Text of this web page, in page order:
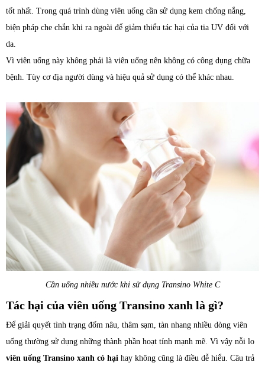
tốt nhất. Trong quá trình dùng viên uống cần sử dụng kem chống nắng,
biện pháp che chắn khi ra ngoài để giảm thiểu tác hại của tia UV đối với
da.
Vì viên uống này không phải là viên uống nên không có công dụng chữa
bệnh. Tùy cơ địa người dùng và hiệu quả sử dụng có thể khác nhau.
Cần uống nhiều nước khi sử dụng Transino White C
Tác hại của viên uống Transino xanh là gì?
Để giải quyết tình trạng đốm nâu, thâm sạm, tàn nhang nhiều dòng viên
uống thường sử dụng những thành phần hoạt tính mạnh mẽ. Vì vậy nỗi lo
viên uống Transino xanh có hại hay không cũng là điều dễ hiểu. Câu trả